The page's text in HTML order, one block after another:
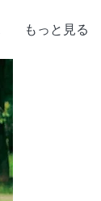
もっと見る